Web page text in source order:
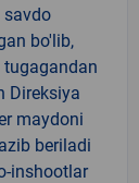
savdo
bo'lib,
Direksiya
maydoni
beriladi
inshootlar